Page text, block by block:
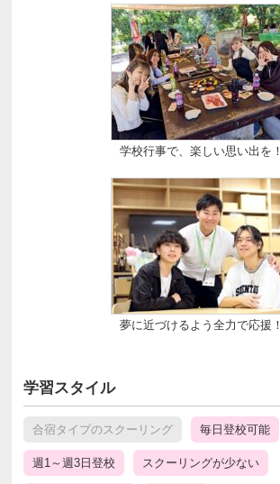
学校行事で、楽しい思い出を！
夢に近づけるよう全力で応援！
学習スタイル
合宿タイプのスクーリング 毎日登校可能
週1～週3日登校 スクーリングが少ない